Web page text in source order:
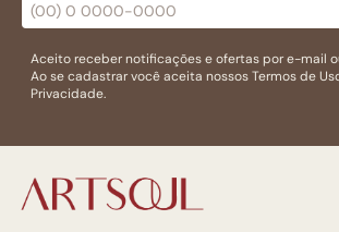
Aceito receber notificações e ofertas por e-mail
Ao se cadastrar você aceita nossosTermos de
Privacidade.